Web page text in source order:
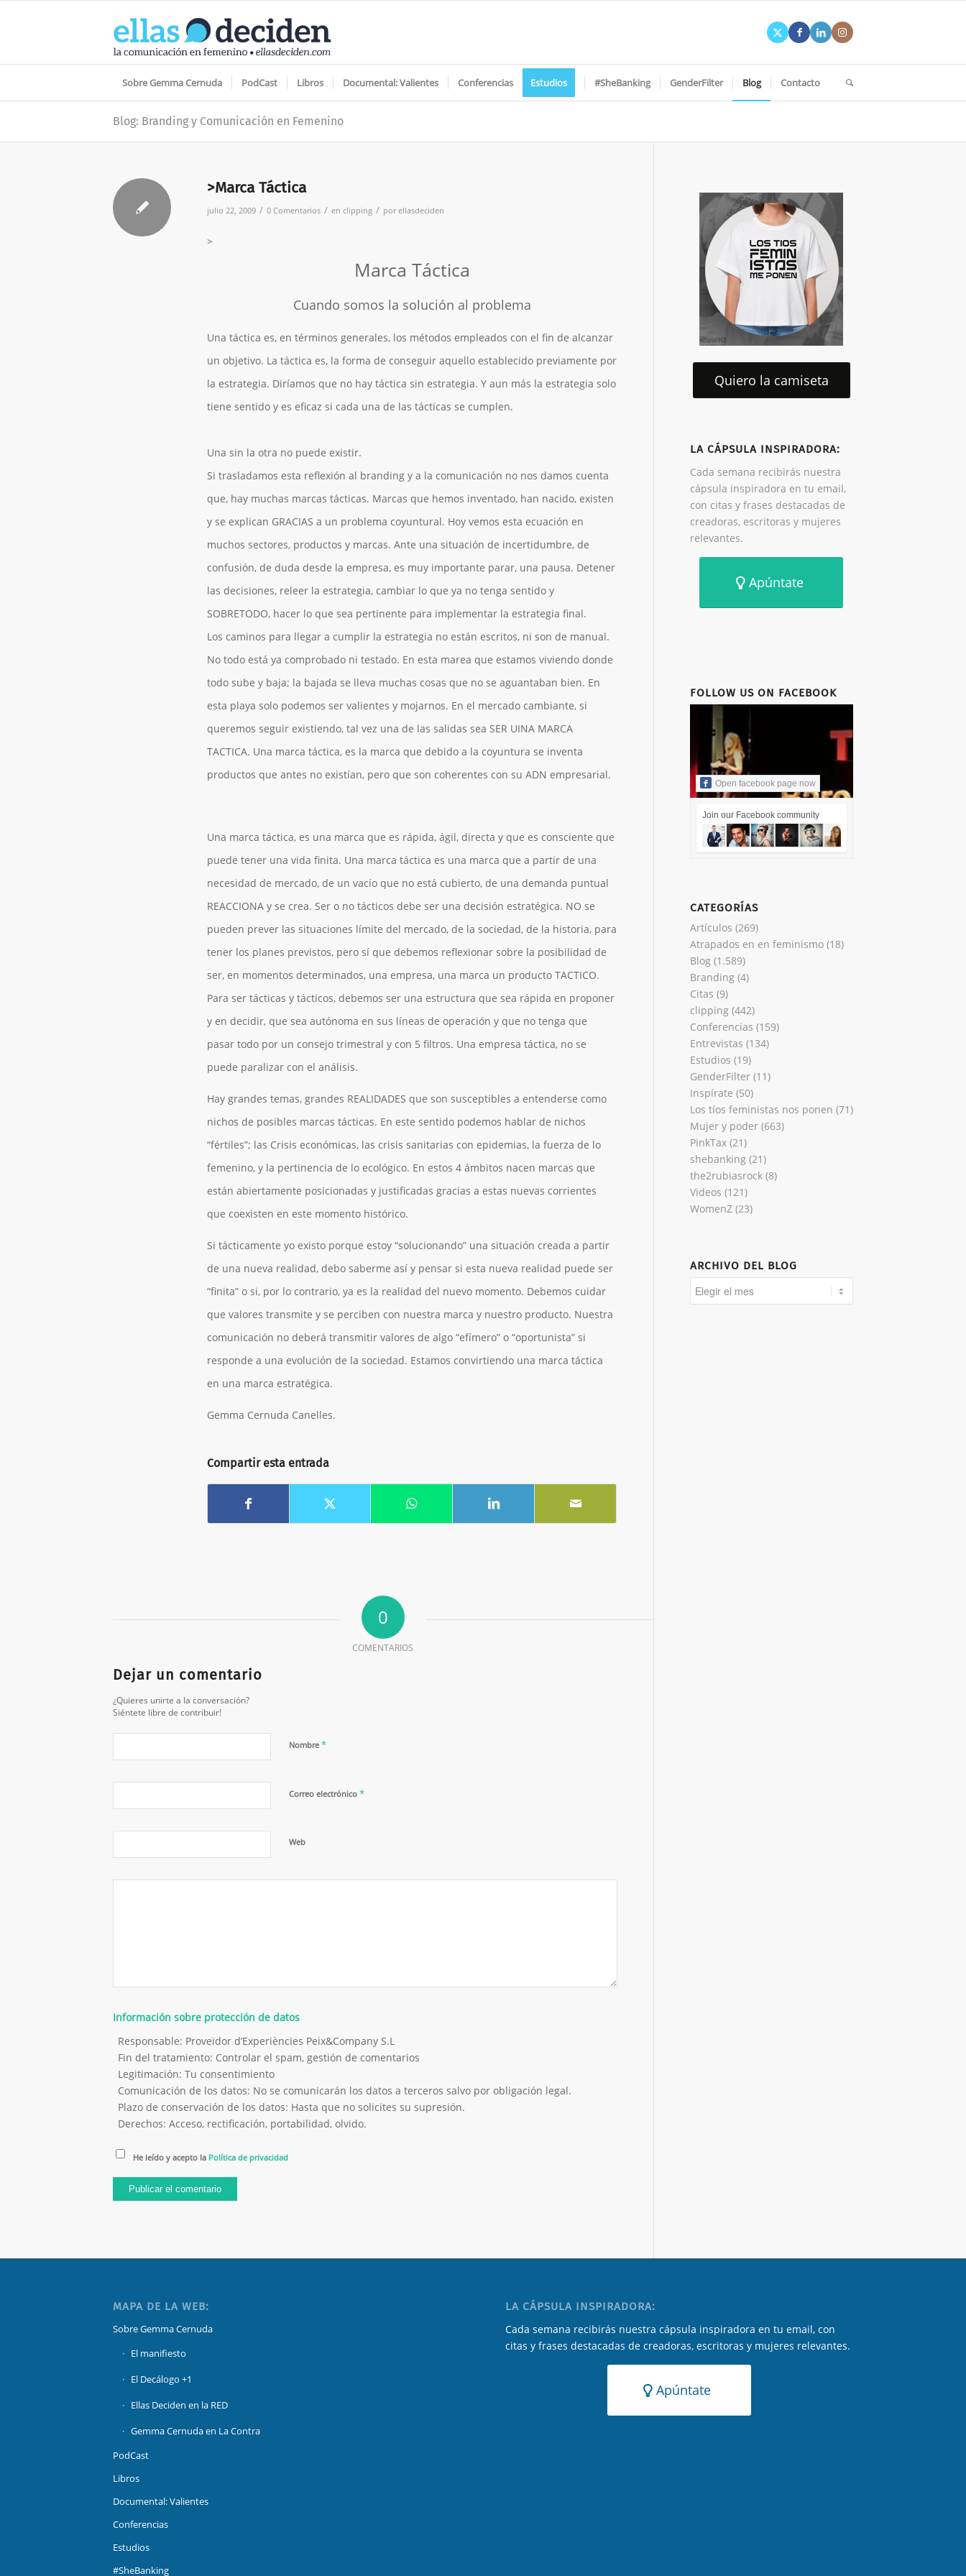
Sobre Gemma Cernuda PodCast Libros Documental: Valientes Conferencias Estudios #SheBanking GenderFilter Blog Contacto
Blog: Branding y Comunicación en Femenino
>Marca Táctica
julio 22, 2009 / 0 Comentarios / en clipping / porellasdeciden
>
Marca Táctica
Cuando somos la solución al problema
Una táctica es, en términos generales, los métodos empleados con el fin de alcanzar
un objetivo. La táctica es, la forma de conseguir aquello establecido previamente por
la estrategia. Diríamos que no hay táctica sin estrategia. Y aun más la estrategia solo
tiene sentido y es eficaz si cada una de las tácticas se cumplen.
Una sin la otra no puede existir.
Si trasladamos esta reflexión al branding y a la comunicación no nos damos cuenta
que, hay muchas marcas tácticas. Marcas que hemos inventado, han nacido, existen
y se explican GRACIAS a un problema coyuntural. Hoy vemos esta ecuación en
muchos sectores, productos y marcas. Ante una situación de incertidumbre, de
confusión, de duda desde la empresa, es muy importante parar, una pausa. Detener
las decisiones, releer la estrategia, cambiar lo que ya no tenga sentido y
SOBRETODO, hacer lo que sea pertinente para implementar la estrategia final.
Los caminos para llegar a cumplir la estrategia no están escritos, ni son de manual.
No todo está ya comprobado ni testado. En esta marea que estamos viviendo donde
todo sube y baja; la bajada se lleva muchas cosas que no se aguantaban bien. En
esta playa solo podemos ser valientes y mojarnos. En el mercado cambiante, si
queremos seguir existiendo, tal vez una de las salidas sea SER UINA MARCA
TACTICA. Una marca táctica, es la marca que debido a la coyuntura se inventa
productos que antes no existían, pero que son coherentes con su ADN empresarial.
Una marca táctica, es una marca que es rápida, ágil, directa y que es consciente que
puede tener una vida finita. Una marca táctica es una marca que a partir de una
necesidad de mercado, de un vacío que no está cubierto, de una demanda puntual
REACCIONA y se crea. Ser o no tácticos debe ser una decisión estratégica. NO se
pueden prever las situaciones límite del mercado, de la sociedad, de la historia, para
tener los planes previstos, pero sí que debemos reflexionar sobre la posibilidad de
ser, en momentos determinados, una empresa, una marca un producto TACTICO.
Para ser tácticas y tácticos, debemos ser una estructura que sea rápida en proponer
y en decidir, que sea autónoma en sus líneas de operación y que no tenga que
pasar todo por un consejo trimestral y con 5 filtros. Una empresa táctica, no se
puede paralizar con el análisis.
Hay grandes temas, grandes REALIDADES que son susceptibles a entenderse como
nichos de posibles marcas tácticas. En este sentido podemos hablar de nichos
“fértiles”; las Crisis económicas, las crisis sanitarias con epidemias, la fuerza de lo
femenino, y la pertinencia de lo ecológico. En estos 4 ámbitos nacen marcas que
están abiertamente posicionadas y justificadas gracias a estas nuevas corrientes
que coexisten en este momento histórico.
Si tácticamente yo existo porque estoy “solucionando” una situación creada a partir
de una nueva realidad, debo saberme así y pensar si esta nueva realidad puede ser
“finita” o si, por lo contrario, ya es la realidad del nuevo momento. Debemos cuidar
que valores transmite y se perciben con nuestra marca y nuestro producto. Nuestra
comunicación no deberá transmitir valores de algo “efímero” o “oportunista” si
responde a una evolución de la sociedad. Estamos convirtiendo una marca táctica
en una marca estratégica.
Gemma Cernuda Canelles.
Compartir esta entrada
0
COMENTARIOS
Dejar un comentario
¿Quieres unirte a la conversación?
Siéntete libre de contribuir!
Nombre *
Correo electrónico *
Web
Información sobre protección de datos
Responsable: Proveïdor d’Experiències Peix&Company S.L
Fin del tratamiento: Controlar el spam, gestión de comentarios
Legitimación: Tu consentimiento
Comunicación de los datos: No se comunicarán los datos a terceros salvo por obligación legal.
Plazo de conservación de los datos: Hasta que no solicites su supresión.
Derechos: Acceso, rectificación, portabilidad, olvido.
He leído y acepto la Política de privacidad
Quiero la camiseta
LA CÁPSULA INSPIRADORA:
Cada semana recibirás nuestra
cápsula inspiradora en tu email,
con citas y frases destacadas de
creadoras, escritoras y mujeres
relevantes.
Apúntate
FOLLOW US ON FACEBOOK
Open facebook page now
Join our Facebook community
CATEGORÍAS
Artículos (269)
Atrapados en en feminismo(18)
Blog(1.589)
Branding(4)
Citas (9)
clipping(442)
Conferencias (159)
Entrevistas (134)
Estudios (19)
GenderFilter(11)
Inspírate (50)
Los tíos feministas nos ponen (71)
Mujer y poder(663)
PinkTax(21)
shebanking(21)
the2rubiasrock(8)
Videos (121)
WomenZ(23)
ARCHIVO DEL BLOG
MAPA DE LA WEB:
Sobre Gemma Cernuda
El manifiesto
El Decálogo +1
Ellas Deciden en la RED
Gemma Cernuda en La Contra
PodCast
Libros
Documental: Valientes
Conferencias
Estudios
#SheBanking
LA CÁPSULA INSPIRADORA:
Cada semana recibirás nuestra cápsula inspiradora en tu email, con
citas y frases destacadas de creadoras, escritoras y mujeres relevantes.
Apúntate